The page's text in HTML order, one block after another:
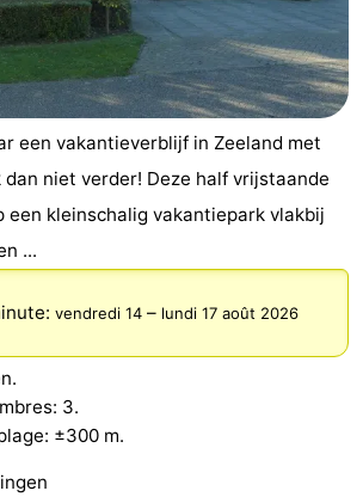
een vakantieverblijf in Zeeland met
dan niet verder! Deze half vrijstaande
een kleinschalig vakantiepark vlakbij
...
vendredi 14 – lundi 17 août 2026
3.
±300 m.